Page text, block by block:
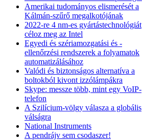
Amerikai tudományos elismerését a
Kálmán-szűrő megalkotójának
2022-re 4 nm-es gyártástechnológiát
céloz meg az Intel
Egyedi és szériamozgatási és -
ellenőrzési rendszerek a folyamatok
automatizálásához
Valódi és biztonságos alternatíva a
boltokból kivont izzólámpákra
Skype: messze több, mint egy VoIP-
telefon
A Szilícium-völgy válasza a globális
válságra
National Instruments
A pendrájv sem csodaszer!